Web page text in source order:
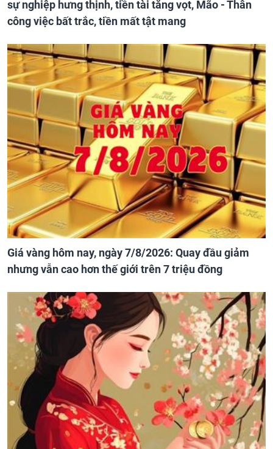
sự nghiệp hưng thịnh, tiền tài tăng vọt, Mão - Thân
công việc bất trắc, tiền mất tật mang
Giá vàng hôm nay, ngày 7/8/2026: Quay đầu giảm
nhưng vẫn cao hơn thế giới trên 7 triệu đồng